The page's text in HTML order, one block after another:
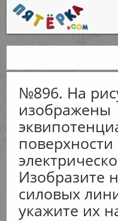
№896. На
изображены
Изобразите
силовых
укажите их